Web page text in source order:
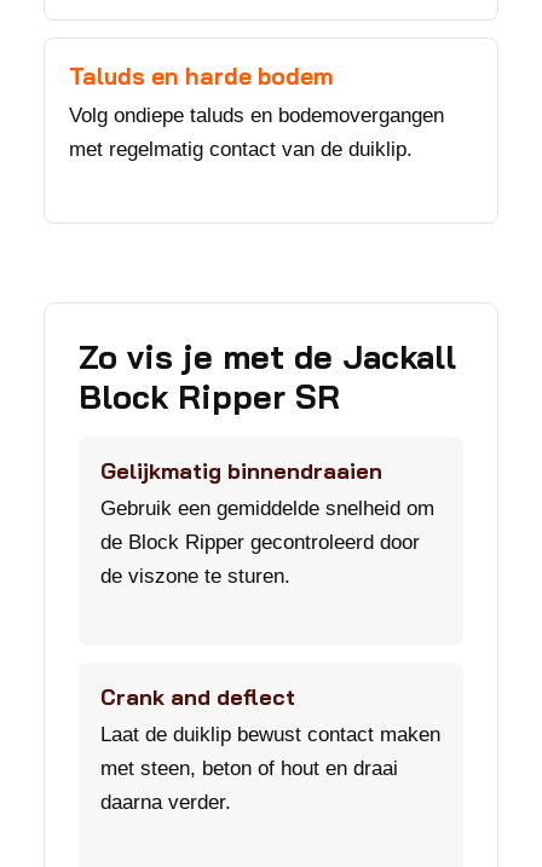
Taluds en harde bodem
Volg ondiepe taluds en bodemovergangen
met regelmatig contact van de duiklip.
Zo vis je met de Jackall
Block Ripper SR
Gelijkmatig binnendraaien
Gebruik een gemiddelde snelheid om
de Block Ripper gecontroleerd door
de viszone te sturen.
Crank and deflect
Laat de duiklip bewust contact maken
met steen, beton of hout en draai
daarna verder.